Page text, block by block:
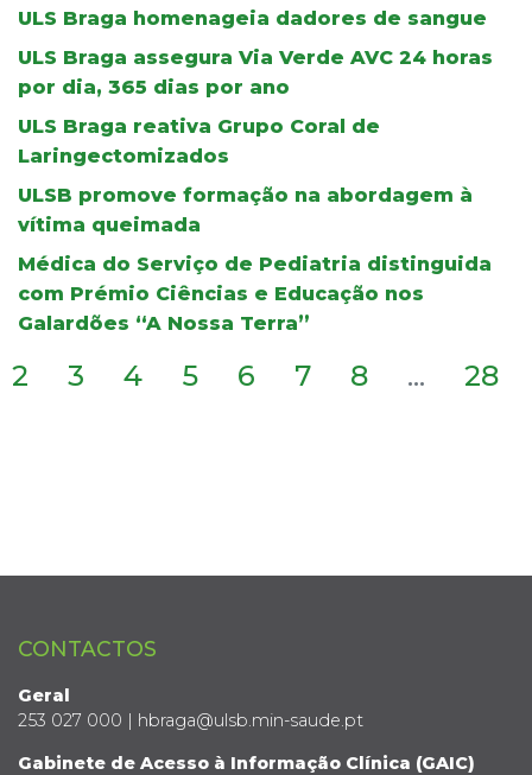
ULS Braga homenageia dadores de sangue
ULS Braga assegura Via Verde AVC 24 horas
por dia, 365 dias por ano
ULS Braga reativa Grupo Coral de
Laringectomizados
ULSB promove formação na abordagem à
vítima queimada
Médica do Serviço de Pediatria distinguida
com Prémio Ciências e Educação nos
Galardões “A Nossa Terra”
2 3 4 5 6 7 8 ... 28
CONTACTOS
Geral
253 027 000 | hbraga@ulsb.min-saude.pt
Gabinete de Acesso à Informação Clínica (GAIC)